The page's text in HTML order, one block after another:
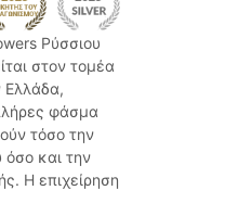
Ρύσσιου
στον τομέα
Ελλάδα,
φάσμα
τόσο την
όσο και την
Η επιχείρηση